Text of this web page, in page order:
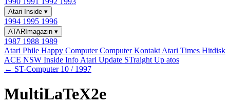
Atari Inside ▾
1994 1995 1996
ATARImagazin ▾
1987 1988 1989
Atari Phile Happy ComputerComputer Kontakt Atari Times Hitdisk
ACE NSW Inside Info Atari Update STraight Up atos
← ST-Computer 10 / 1997
MultiLaTeX2e